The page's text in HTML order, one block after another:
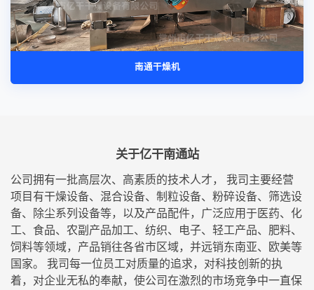
南通干燥机
关于亿干南通站
公司拥有一批高层次、高素质的技术人才， 我司主要经营
项目有干燥设备、混合设备、制粒设备、粉碎设备、筛选设
备、除尘系列设备等，以及产品配件，广泛应用于医药、化
工、食品、农副产品加工、纺织、电子、轻工产品、肥料、
饲料等领域，产品销往各省市区域，并远销东南亚、欧美等
国家。 我司每一位员工对质量的追求，对科技创新的执
着，对企业无私的奉献，使公司在激烈的市场竞争中一直保